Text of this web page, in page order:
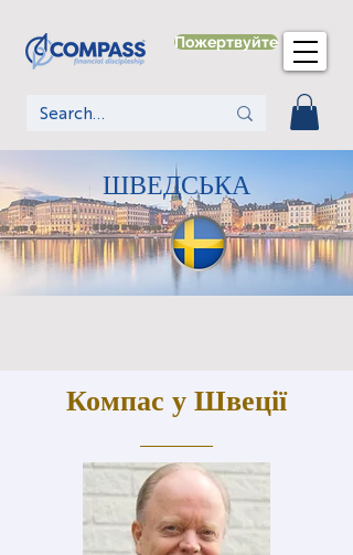
Пожертвуйте
ШВЕДСЬКА
Компас у Швеції